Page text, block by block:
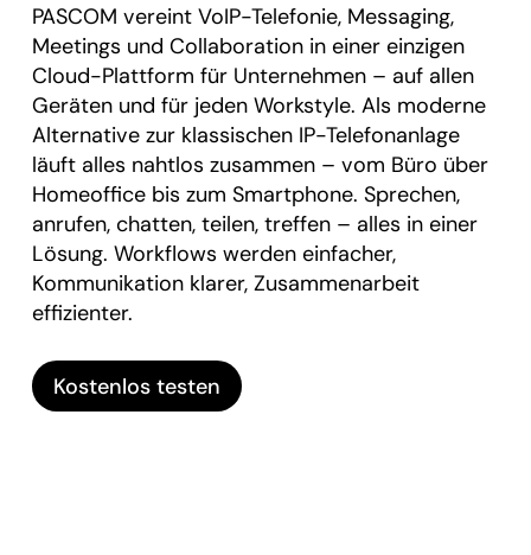
PASCOM vereint VoIP-Telefonie, Messaging,
Meetings und Collaboration in einer einzigen
Cloud-Plattform für Unternehmen – auf allen
Geräten und für jeden Workstyle. Als moderne
Alternative zur klassischen IP-Telefonanlage
läuft alles nahtlos zusammen – vom Büro über
Homeoffice bis zum Smartphone. Sprechen,
anrufen, chatten, teilen, treffen – alles in einer
Lösung. Workflows werden einfacher,
Kommunikation klarer, Zusammenarbeit
effizienter.
Kostenlos testen